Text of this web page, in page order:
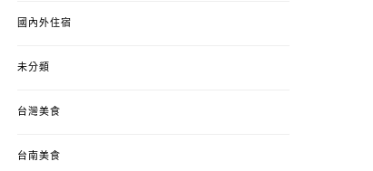
國內外住宿
未分類
台灣美食
台南美食